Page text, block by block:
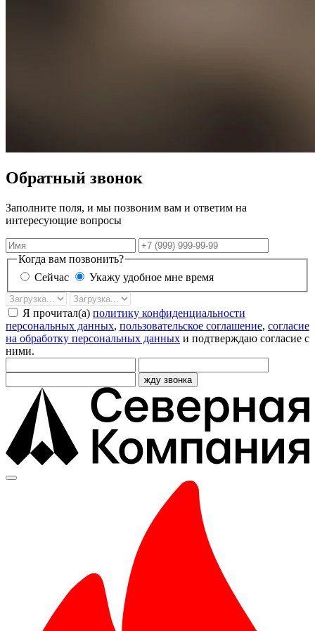
Обратный звонок
Заполните поля, и мы позвоним вам и ответим на
интересующие вопросы
Имя
Телефон
Когда вам позвонить?
Сейчас
Укажу удобное мне время
Дата
звонка
Время
Я прочитал(а) политику конфиденциальности
персональных данных, пользовательское соглашение, согласие
на обработку персональных данных и подтверждаю согласие с
ними.
жду звонка